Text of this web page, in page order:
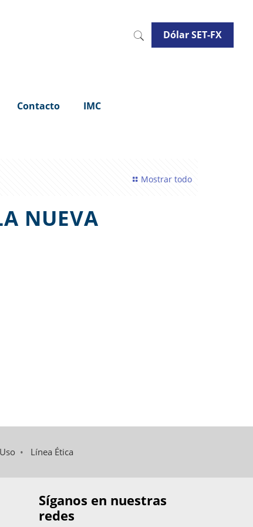
Contacto IMC
Dólar SET-FX
Mostrar todo
NUEVA
• Línea Ética
Síganos en nuestras
redes